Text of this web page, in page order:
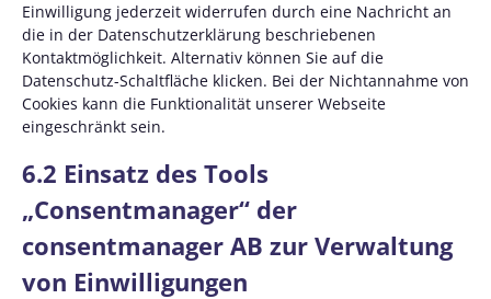
Einwilligung jederzeit widerrufen durch eine Nachricht an
die in der Datenschutzerklärung beschriebenen
Kontaktmöglichkeit. Alternativ können Sie auf die
Datenschutz-Schaltfläche klicken. Bei der Nichtannahme von
Cookies kann die Funktionalität unserer Webseite
eingeschränkt sein.
6.2 Einsatz des Tools
„Consentmanager“ der
consentmanager AB zur Verwaltung
von Einwilligungen